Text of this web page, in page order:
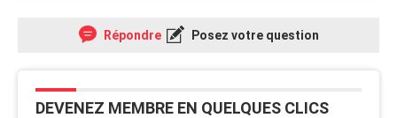
Répondre Posez votre question
DEVENEZ MEMBRE EN QUELQUES CLICS